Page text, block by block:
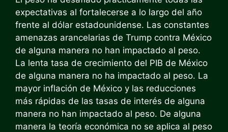
expectativas al fortalecerse a lo largo del año
frente al dólar estadounidense. Las constantes
amenazas arancelarias de Trump contra México
de alguna manera no han impactado al peso.
La lenta tasa de crecimiento del PIB de México
de alguna manera no ha impactado al peso. La
mayor inflación de México y las reducciones
más rápidas de las tasas de interés de alguna
manera no han impactado al peso. De alguna
manera la teoría económica no se aplica al peso